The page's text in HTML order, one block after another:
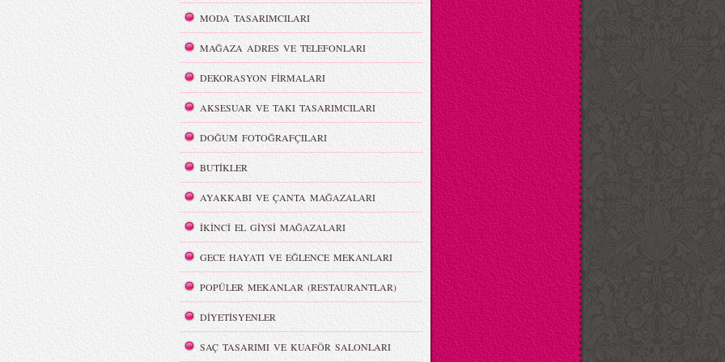
MODA TASARIMCILARI
MAĞAZA ADRES VE TELEFONLARI
DEKORASYON FİRMALARI
AKSESUAR VE TAKI TASARIMCILARI
DOĞUM FOTOĞRAFÇILARI
BUTİKLER
AYAKKABI VE ÇANTA MAĞAZALARI
İKİNCİ EL GİYSİ MAĞAZALARI
GECE HAYATI VE EĞLENCE MEKANLARI
POPÜLER MEKANLAR (RESTAURANTLAR)
DİYETİSYENLER
SAÇ TASARIMI VE KUAFÖR SALONLARI